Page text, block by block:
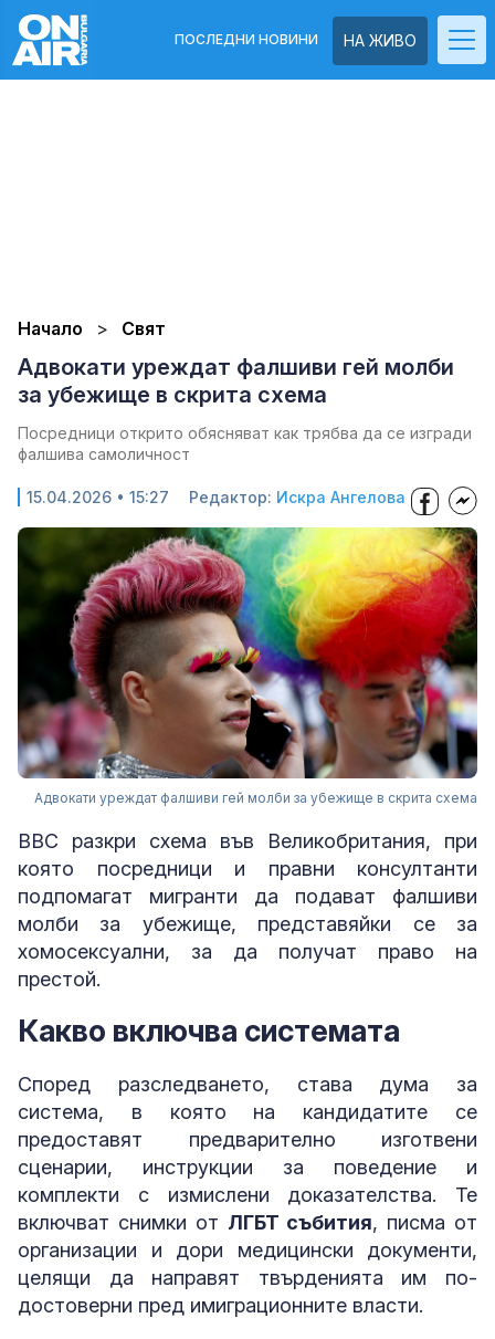
НА ЖИВО
ПОСЛЕДНИ НОВИНИ
Начало Свят
Адвокати уреждат фалшиви гей молби
за убежище в скрита схема
Посредници открито обясняват как трябва да се изгради
фалшива самоличност
15.04.2026 • 15:27 Редактор: Искра Ангелова
Адвокати уреждат фалшиви гей молби за убежище в скрита схема
BBC разкри схема във Великобритания, при
която посредници и правни консултанти
подпомагат мигранти да подават фалшиви
молби за убежище, представяйки се за
хомосексуални, за да получат право на
престой.
Какво включва системата
Според разследването, става дума за
система, в която на кандидатите се
предоставят предварително изготвени
сценарии, инструкции за поведение и
комплекти с измислени доказателства. Те
включват снимки от ЛГБТ събития, писма от
организации и дори медицински документи,
целящи да направят твърденията им по-
достоверни пред имиграционните власти.